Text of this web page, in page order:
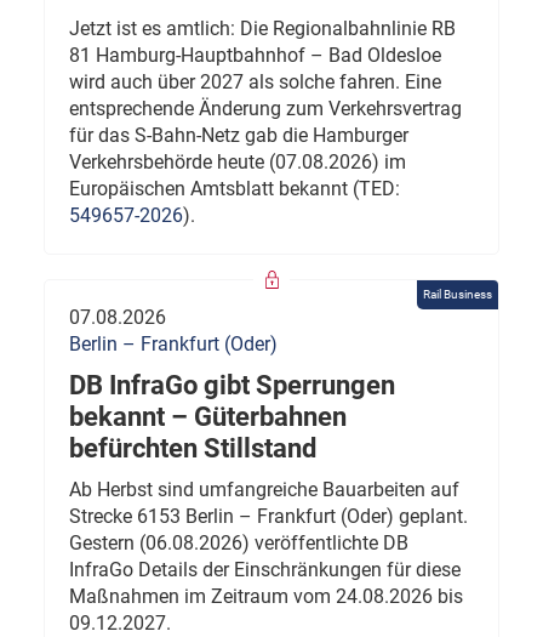
Jetzt ist es amtlich: Die Regionalbahnlinie RB
81 Hamburg-Hauptbahnhof – Bad Oldesloe
wird auch über 2027 als solche fahren. Eine
entsprechende Änderung zum Verkehrsvertrag
für das S-Bahn-Netz gab die Hamburger
Verkehrsbehörde heute (07.08.2026) im
Europäischen Amtsblatt bekannt (TED:
549657-2026).
Rail Business
07.08.2026
Berlin – Frankfurt (Oder)
DB InfraGo gibt Sperrungen
bekannt – Güterbahnen
befürchten Stillstand
Ab Herbst sind umfangreiche Bauarbeiten auf
Strecke 6153 Berlin – Frankfurt (Oder) geplant.
Gestern (06.08.2026) veröffentlichte DB
InfraGo Details der Einschränkungen für diese
Maßnahmen im Zeitraum vom 24.08.2026 bis
09.12.2027.